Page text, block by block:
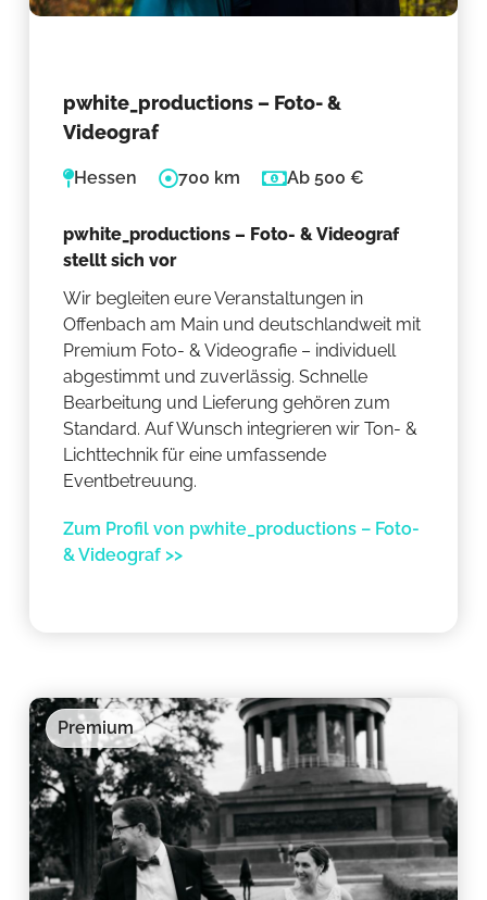
pwhite_productions – Foto- &
Videograf
Hessen 700 km Ab 500 €
pwhite_productions – Foto- & Videograf
stellt sich vor
Wir begleiten eure Veranstaltungen in
Offenbach am Main und deutschlandweit mit
Premium Foto- & Videografie – individuell
abgestimmt und zuverlässig. Schnelle
Bearbeitung und Lieferung gehören zum
Standard. Auf Wunsch integrieren wir Ton- &
Lichttechnik für eine umfassende
Eventbetreuung.
Zum Profil von pwhite_productions – Foto-
& Videograf >>
Premium